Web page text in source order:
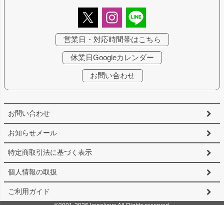
お問い合わせ
お知らせメール
特定商取引法に基づく表示
個人情報の取扱
ご利用ガイド
営業日・対応時間帯はこちら
休業日Googleカレンダー
お問い合わせ